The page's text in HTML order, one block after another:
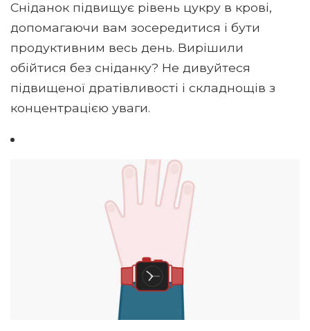
Сніданок підвищує рівень цукру в крові,
допомагаючи вам зосередитися і бути
продуктивним весь день. Вирішили
обійтися без сніданку? Не дивуйтеся
підвищеної дратівливості і складнощів з
концентрацією уваги.